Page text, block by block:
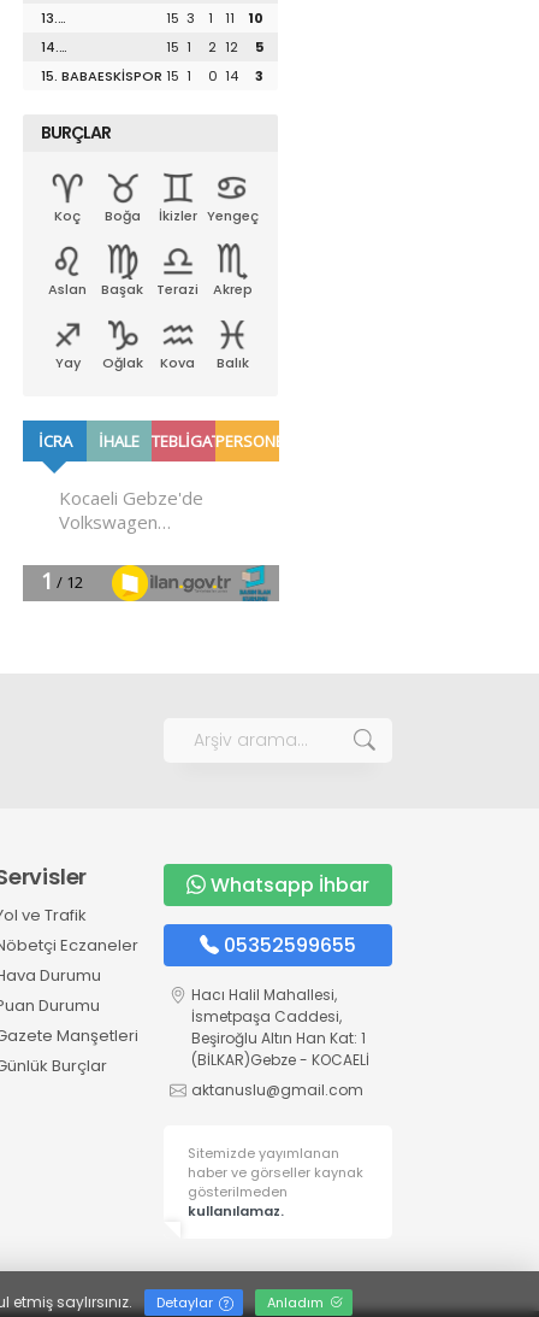
13.
15 3 1 11
10
14.
LÜLEBURGAZSPOR
15 1 2 12
5
15. BABAESKİSPOR 15 1 0 14 3
BURÇLAR
Koç Boğa İkizler Yengeç
Aslan Başak Terazi Akrep
Yay Oğlak Kova Balık
ve Trafik
Eczaneler
Durumu
Durumu
Manşetleri
Burçlar
Whatsapp İhbar
05352599655
Hacı Halil Mahallesi,
İsmetpaşa Caddesi,
Beşiroğlu Altın Han Kat: 1
(BİLKAR)Gebze - KOCAELİ
aktanuslu@gmail.com
Sitemizde yayımlanan
haber ve görseller kaynak
gösterilmeden
kullanılamaz.
saylırsınız. Detaylar Anladım